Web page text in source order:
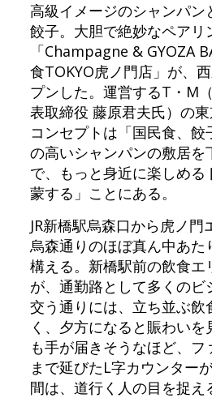
高級イメージのシャンパン
餃子。大胆で絶妙なペアリ
「Champagne & GYOZA
食TOKYO虎ノ門店」が、
プンした。運営するT・M
表取締役 藤原君夫氏）の東
コンセプトは「国民食、餃
の高いシャンパンの敷居を
で、もっと身近に楽しめる
蒙する」ことにある。
JR新橋駅烏森口から虎ノ門
烏森通りのほぼ真ん中あた
構える。新橋駅前の飲食エ
が、通勤路として多くのビ
交う通りには、立ち並ぶ飲
く、夕方になると賑わいを
も手が届きそうなほど、フ
まで延びたL字カウンター
間は、道行く人の目を捉え